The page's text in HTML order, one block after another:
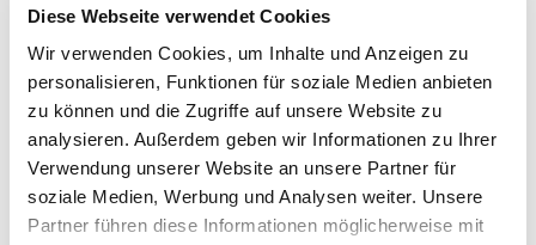
Diese Webseite verwendet Cookies
Wir verwenden Cookies, um Inhalte und Anzeigen zu
personalisieren, Funktionen für soziale Medien anbieten
zu können und die Zugriffe auf unsere Website zu
analysieren. Außerdem geben wir Informationen zu Ihrer
Verwendung unserer Website an unsere Partner für
soziale Medien, Werbung und Analysen weiter. Unsere
Partner führen diese Informationen möglicherweise mit
Wenn diese Arbeiten allerdings überhand nehmen,
entfällt der Abzug.
Im konkreten Fall ging es um einen Steuerzahler, der
in seinem Einfamilienhaus unter anderem die
Büroarbeiten erledigte, die durch den Betrieb einer
Photovoltaikanlage anfielen. Vorwiegend nutzte er
den entsprechend ausgestatteten Raum jedoch, um
dort seine private Korrespondenz zu erledigen. Im